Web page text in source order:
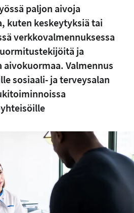
paljon aivoja
kuten keskeytyksiä tai
verkkovalmennuksessa
ja
Valmennus
sosiaali- ja terveysalan